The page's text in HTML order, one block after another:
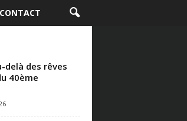
delà des rêves
40ème